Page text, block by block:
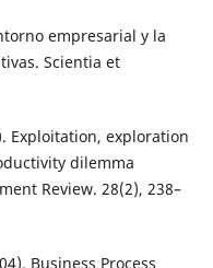
empresarial y la
Scientia et
Exploitation, exploration
dilemma
Review. 28(2), 238–
Business Process